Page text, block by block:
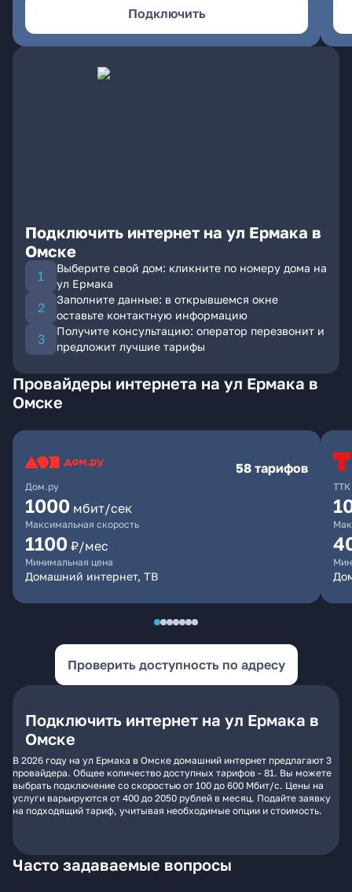
Подключить
Подключить интернет на ул Ермака в
Омске
Выберите свой дом: кликните по номеру дома на
ул Ермака
Заполните данные: в открывшемся окне
оставьте контактную информацию
Получите консультацию: оператор перезвонит и
предложит лучшие тарифы
Провайдеры интернета на ул Ермака в
Омске
Дом.ру
58 тарифов
1000 мбит/сек
Максимальная скорость
1100 ₽/мес
Минимальная цена
Домашний интернет, ТВ
ТТК
Проверить доступность по адресу
Подключить интернет на ул Ермака в
Омске
В 2026 году на ул Ермака в Омске домашний интернет предлагают 3
провайдера. Общее количество доступных тарифов - 81. Вы можете
выбрать подключение со скоростью от 100 до 600 Мбит/с. Цены на
услуги варьируются от 400 до 2050 рублей в месяц. Подайте заявку
на подходящий тариф, учитывая необходимые опции и стоимость.
Часто задаваемые вопросы